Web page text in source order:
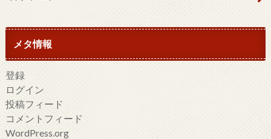
メタ情報
登録
ログイン
投稿フィード
コメントフィード
WordPress.org